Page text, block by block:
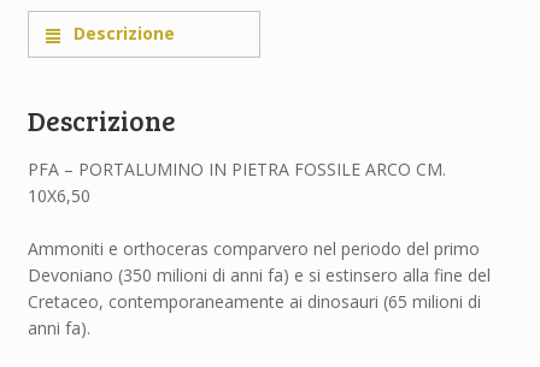
Descrizione
Descrizione
PFA – PORTALUMINO IN PIETRA FOSSILE ARCO CM.
10X6,50
Ammoniti e orthoceras comparvero nel periodo del primo
Devoniano (350 milioni di anni fa) e si estinsero alla fine del
Cretaceo, contemporaneamente ai dinosauri (65 milioni di
anni fa).